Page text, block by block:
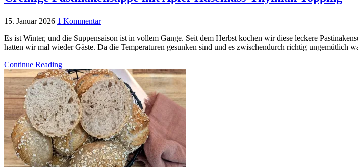
15. Januar 2026 1 Kommentar
Es ist Winter, und die Suppensaison ist in vollem Gange. Seit dem Herbst kochen wir diese leckere
hatten wir mal wieder Gäste. Da die Temperaturen gesunken sind und es zwischendurch richtig ungemütlich
Continue Reading